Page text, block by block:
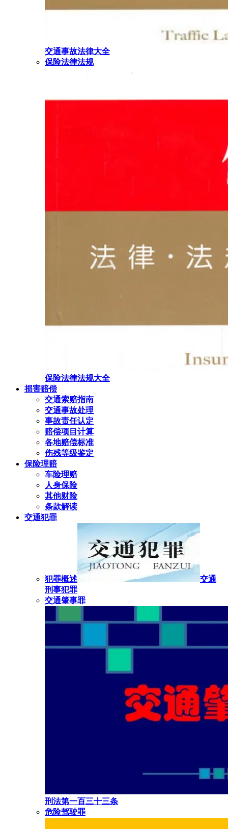
交通事故法律大全
保险法律法规
保险法律法规大全
损害赔偿
交通索赔指南
交通事故处理
事故责任认定
赔偿项目计算
各地赔偿标准
伤残等级鉴定
保险理赔
车险理赔
人身保险
其他财险
条款解读
交通犯罪
犯罪概述
交通
刑事犯罪
交通肇事罪
刑法第一百三十三条
危险驾驶罪